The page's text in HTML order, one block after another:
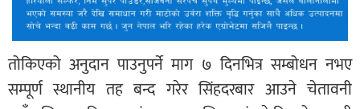
तोकिएको अनुदान पाउनुपर्ने माग ७ दिनभित्र सम्बोधन नभए
सम्पूर्ण स्थानीय तह बन्द गरेर सिंहदरबार आउने चेतावनी